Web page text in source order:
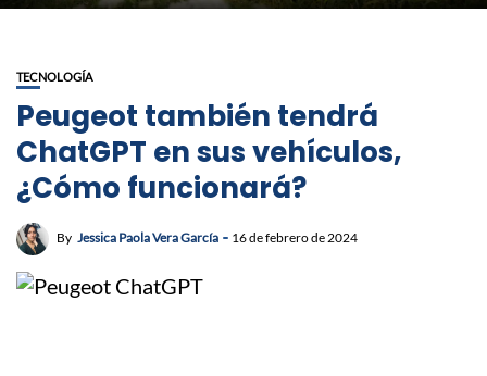
TECNOLOGÍA
Peugeot también tendrá
ChatGPT en sus vehículos,
¿Cómo funcionará?
By Jessica Paola Vera García 16 de febrero de 2024